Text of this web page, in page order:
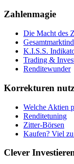
Zahlenmagie
Die Macht des
K.I.S.S.
Trading &
Renditewunder
Korrekturen
Welche Aktien
Renditetuning
Zitter-Börsen
Kaufen? Viel
Clever